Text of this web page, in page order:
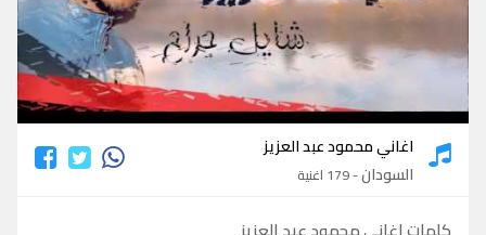
كلمات اغاني محمود عبد العزيز
اغاني محمود عبد العزيز
السودان- 179 اغنية